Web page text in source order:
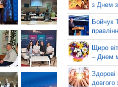
з Днем
Бойчук
Щиро
– Днем
Здорові
довгого